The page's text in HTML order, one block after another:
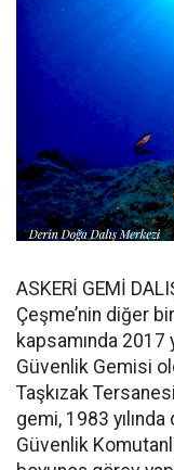
ASKERİ GEMİ
Çeşme’nin diğer
kapsamında 2017
Güvenlik Gemisi
Taşkızak
gemi, 1983
Güvenlik